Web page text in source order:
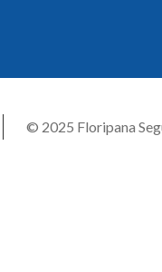
© 2025 Floripana